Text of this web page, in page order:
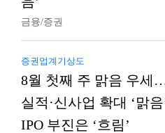
금융/증권
증권업계기상도
8월 첫째 주 맑음 우세
실적·신사업 확대 ‘맑음
IPO 부진은 ‘흐림’